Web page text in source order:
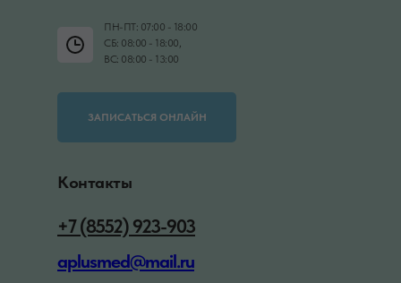
ПН-ПТ: 07:00 - 18:00
СБ: 08:00 - 18:00,
ВС: 08:00 - 13:00
ЗАПИСАТЬСЯ ОНЛАЙН
Контакты
aplusmed@mail.ru
+7 (8552) 923-903